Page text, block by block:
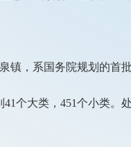
镇，系国务院规划的首
个大类，451个小类